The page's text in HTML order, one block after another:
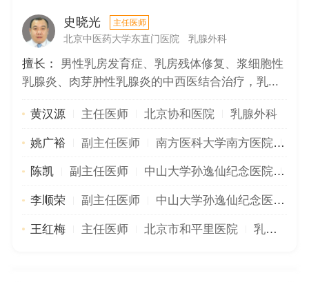
史晓光 主任医师
北京中医药大学东直门医院 乳腺外科
擅长：
男性乳房发育症、乳房残体修复、浆细胞性
乳腺炎、肉芽肿性乳腺炎的中西医结合治疗，乳...
黄汉源 主任医师 北京协和医院 乳腺外科
姚广裕 副主任医师 南方医科大学南方医院
陈凯 副主任医师 中山大学孙逸仙纪念医院
李顺荣 副主任医师 中山大学孙逸仙纪念医院
王红梅 主任医师 北京市和平里医院 乳腺科